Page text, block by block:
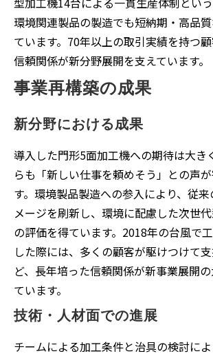
環境関連製品の製造でも短納期・高品
ています。70年以上の取引実績を持つ
信頼関係が新分野展開を支えています。
事業再構築の成果
新分野における成果
導入した門形5面加工機への期待は大き
らも「新しい仕事を頼めそう」との声
す。環境製品製造への参入により、従
メージを刷新し、環境に配慮した次世
の評価を得ています。2018年の台風で
した際には、多くの顧客が駆けつけて
ど、長年培った信頼関係が新事業展開
ています。
技術・人材面での進展
チームによる加工条件と治具の検討によ